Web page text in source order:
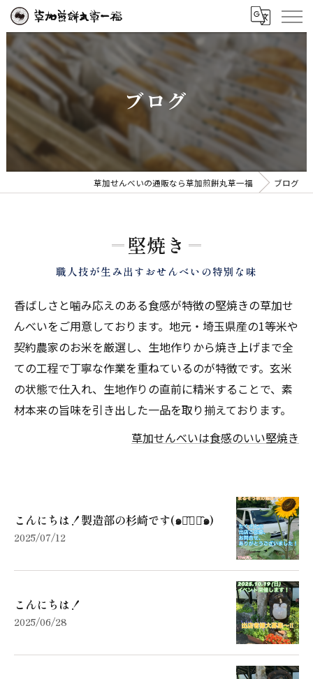
ブログ
草加せんべいの通販なら草加煎餅丸草一福 ブログ
堅焼き
職人技が生み出すおせんべいの特別な味
香ばしさと噛み応えのある食感が特徴の堅焼きの草加せ
んべいをご用意しております。地元・埼玉県産の1等米や
契約農家のお米を厳選し、生地作りから焼き上げまで全
ての工程で丁寧な作業を重ねているのが特徴です。玄米
の状態で仕入れ、生地作りの直前に精米することで、素
材本来の旨味を引き出した一品を取り揃えております。
草加せんべいは食感のいい堅焼き
こんにちは！製造部の杉崎です(๑･̑◡･̑๑)
2025/07/12
こんにちは！
2025/06/28